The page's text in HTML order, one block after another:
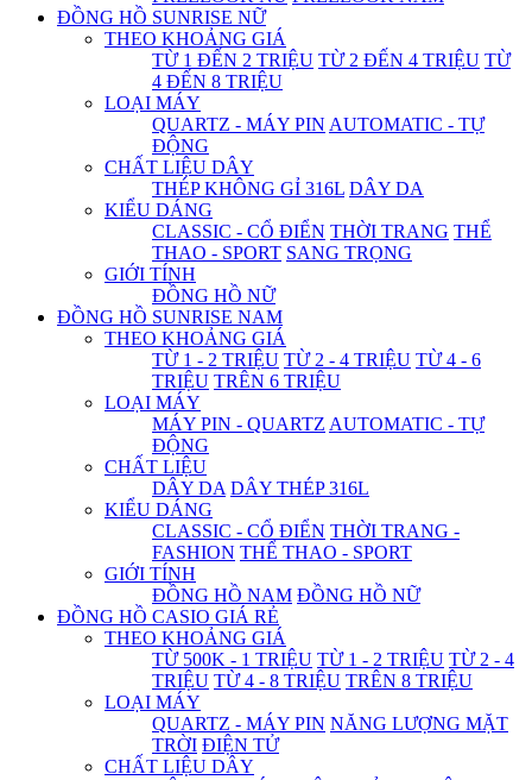
ĐỒNG HỒ SUNRISE NỮ
THEO KHOẢNG GIÁ
TỪ 1 ĐẾN 2 TRIỆU TỪ 2 ĐẾN 4 TRIỆU TỪ
4 ĐẾN 8 TRIỆU
LOẠI MÁY
QUARTZ - MÁY PIN AUTOMATIC - TỰ
ĐỘNG
CHẤT LIỆU DÂY
THÉP KHÔNG GỈ 316L DÂY DA
KIỂU DÁNG
CLASSIC - CỔ ĐIỂN THỜI TRANG THỂ
THAO - SPORT SANG TRỌNG
GIỚI TÍNH
ĐỒNG HỒ NỮ
ĐỒNG HỒ SUNRISE NAM
THEO KHOẢNG GIÁ
TỪ 1 - 2 TRIỆU TỪ 2 - 4 TRIỆU TỪ 4 - 6
TRIỆU TRÊN 6 TRIỆU
LOẠI MÁY
MÁY PIN - QUARTZ AUTOMATIC - TỰ
ĐỘNG
CHẤT LIỆU
DÂY DA DÂY THÉP 316L
KIỂU DÁNG
CLASSIC - CỔ ĐIỂN THỜI TRANG -
FASHION THỂ THAO - SPORT
GIỚI TÍNH
ĐỒNG HỒ NAM ĐỒNG HỒ NỮ
ĐỒNG HỒ CASIO GIÁ RẺ
THEO KHOẢNG GIÁ
TỪ 500K - 1 TRIỆU TỪ 1 - 2 TRIỆU TỪ 2 - 4
TRIỆU TỪ 4 - 8 TRIỆU TRÊN 8 TRIỆU
LOẠI MÁY
QUARTZ - MÁY PIN NĂNG LƯỢNG MẶT
TRỜI ĐIỆN TỬ
CHẤT LIỆU DÂY